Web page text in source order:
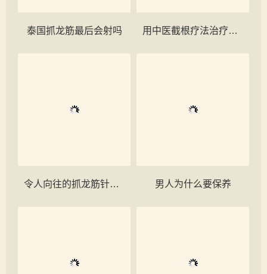
泰国抓龙筋最后会射吗 用中医截根疗法治疗痔疮的好处有哪些？
令人向往的抓龙筋针对男性功效有哪些？ 男人为什么要保养